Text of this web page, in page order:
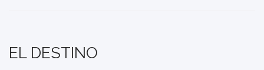
EL DESTINO